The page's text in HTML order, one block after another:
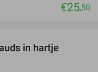
€25,50
in hartje